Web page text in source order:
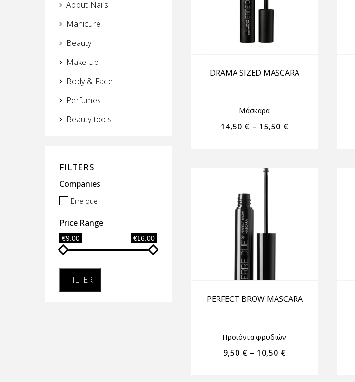
About Nails
Manicure
Beauty
Make Up
Body & Face
Perfumes
Beauty tools
FILTERS
Companies
Erre due
Price Range
€9.00 €16.00
FILTER
DRAMA SIZED MASCARA
Μάσκαρα
14,50 € – 15,50 €
PERFECT BROW MASCARA
Προϊόντα φρυδιών
9,50 € – 10,50 €